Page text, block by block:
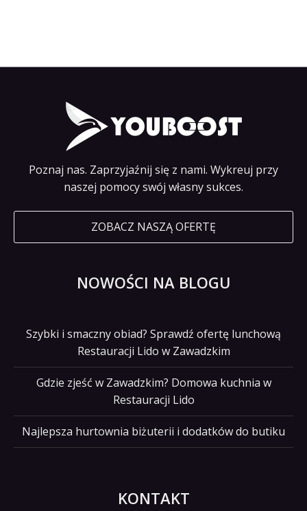
Poznaj nas. Zaprzyjaźnij się z nami. Wykreuj przy
naszej pomocy swój własny sukces.
ZOBACZ NASZĄ OFERTĘ
NOWOŚCI NA BLOGU
Szybki i smaczny obiad? Sprawdź ofertę lunchową
Restauracji Lido w Zawadzkim
Gdzie zjeść w Zawadzkim? Domowa kuchnia w
Restauracji Lido
Najlepsza hurtownia biżuterii i dodatków do butiku
KONTAKT